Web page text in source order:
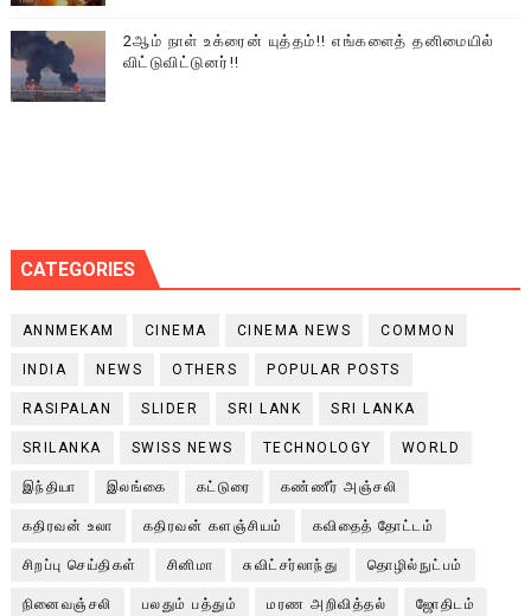
2ஆம் நாள் உக்ரைன் யுத்தம்!! எங்களைத் தனிமையில்
விட்டுவிட்டுனர்!!
CATEGORIES
ANNMEKAM CINEMA CINEMA NEWS COMMON
INDIA NEWS OTHERS POPULAR POSTS
RASIPALAN SLIDER SRI LANK SRI LANKA
SRILANKA SWISS NEWS TECHNOLOGY WORLD
இந்தியா இலங்கை கட்டுரை கண்ணீர் அஞ்சலி
கதிரவன் உலா கதிரவன் களஞ்சியம் கவிதைத் தோட்டம்
சிறப்பு செய்திகள் சினிமா சுவிட்சர்லாந்து தொழில்நுட்பம்
நினைவஞ்சலி பலதும் பத்தும் மரண அறிவித்தல் ஜோதிடம்